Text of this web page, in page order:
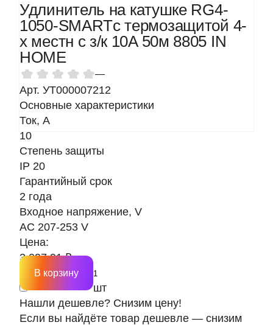
Удлинитель на катушке RG4-
1050-SMARTс термозащитой 4-
х местн с з/к 10A 50м 8805 IN
HOME
—
Арт. УТ000007212
Основные характеристики
Ток, A
10
Степень защиты
IP 20
Гарантийный срок
2 года
Входное напряжение, V
AC 207-253 V
Цена:
3 097.91 ₽
шт
В корзину
Нашли дешевле? Снизим цену!
Если вы найдёте товар дешевле — снизим